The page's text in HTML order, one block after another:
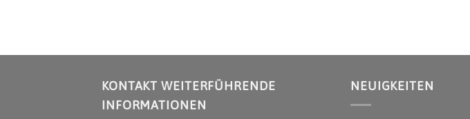
KONTAKT WEITERFÜHRENDE
INFORMATIONEN
NEUIGKEITEN